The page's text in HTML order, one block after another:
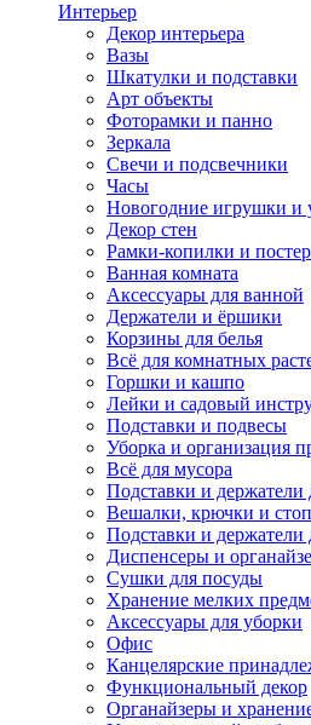
Интерьер
Декор интерьера
Вазы
Шкатулки и подставки
Арт объекты
Фоторамки и панно
Зеркала
Свечи и подсвечники
Часы
Новогодние игрушки и
Декор стен
Рамки-копилки и
Ванная комната
Аксессуары для ванной
Держатели и ёршики
Корзины для белья
Всё для комнатных
Горшки и кашпо
Лейки и садовый
Подставки и подвесы
Уборка и организация
Всё для мусора
Подставки и держатели
Вешалки, крючки и
Подставки и держатели
Диспенсеры и
Сушки для посуды
Хранение мелких
Аксессуары для уборки
Офис
Канцелярские
Функциональный декор
Органайзеры и